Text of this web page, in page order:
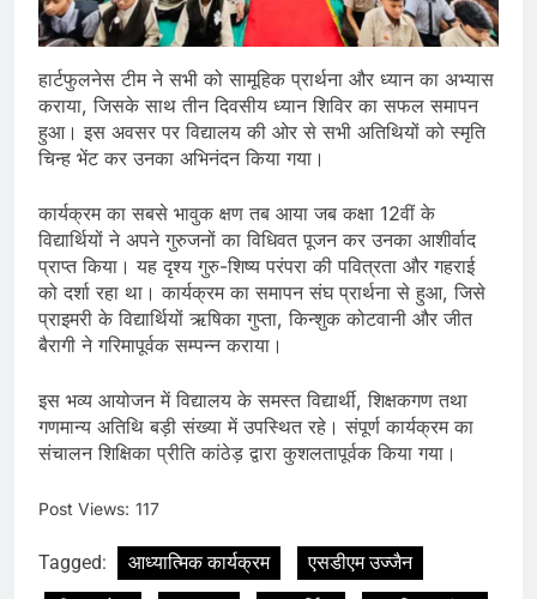
हार्टफुलनेस टीम ने सभी को सामूहिक प्रार्थना और ध्यान का अभ्यास
कराया, जिसके साथ तीन दिवसीय ध्यान शिविर का सफल समापन
हुआ। इस अवसर पर विद्यालय की ओर से सभी अतिथियों को स्मृति
चिन्ह भेंट कर उनका अभिनंदन किया गया।
कार्यक्रम का सबसे भावुक क्षण तब आया जब कक्षा 12वीं के
विद्यार्थियों ने अपने गुरुजनों का विधिवत पूजन कर उनका आशीर्वाद
प्राप्त किया। यह दृश्य गुरु-शिष्य परंपरा की पवित्रता और गहराई
को दर्शा रहा था। कार्यक्रम का समापन संघ प्रार्थना से हुआ, जिसे
प्राइमरी के विद्यार्थियों ऋषिका गुप्ता, किन्शुक कोटवानी और जीत
बैरागी ने गरिमापूर्वक सम्पन्न कराया।
इस भव्य आयोजन में विद्यालय के समस्त विद्यार्थी, शिक्षकगण तथा
गणमान्य अतिथि बड़ी संख्या में उपस्थित रहे। संपूर्ण कार्यक्रम का
संचालन शिक्षिका प्रीति कांठेड़ द्वारा कुशलतापूर्वक किया गया।
Post Views: 117
Tagged: आध्यात्मिक कार्यक्रम
एसडीएम उज्जैन